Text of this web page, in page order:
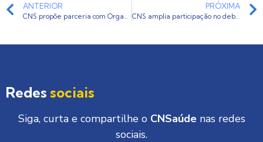
ANTERIOR
CNS propõe parceria com Organização Internacional do Trabalho
PRÓXIMA
CNS amplia participação no debate sobre segurança e saúde no trabalho
Redes sociais
Siga, curta e compartilhe o CNSaúdenas redes
sociais.